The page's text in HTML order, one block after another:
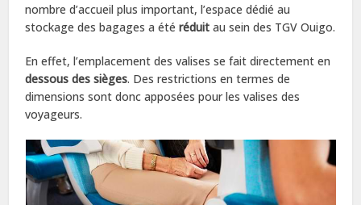
nombre d’accueil plus important, l’espace dédié au
stockage des bagages a étéréduit au sein des TGV Ouigo.
En effet, l’emplacement des valises se fait directement en
dessous des sièges. Des restrictions en termes de
dimensions sont donc apposées pour les valises des
voyageurs.